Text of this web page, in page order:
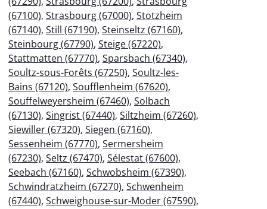
(67100), Strasbourg (67000), Stotzheim
(67140), Still (67190), Steinseltz (67160),
Steinbourg (67790), Steige (67220),
Stattmatten (67770), Sparsbach (67340),
Soultz-sous-Forêts (67250), Soultz-les-
Bains (67120), Soufflenheim (67620),
Souffelweyersheim (67460), Solbach
(67130), Singrist (67440), Siltzheim (67260),
Siewiller (67320), Siegen (67160),
Sessenheim (67770), Sermersheim
(67230), Seltz (67470), Sélestat (67600),
Seebach (67160), Schwobsheim (67390),
Schwindratzheim (67270), Schwenheim
(67440), Schweighouse-sur-Moder (67590),